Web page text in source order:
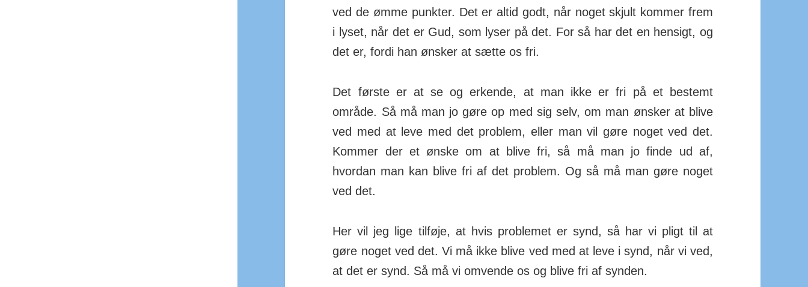
ved de ømme punkter. Det er altid godt, når noget skjult kommer frem
i lyset, når det er Gud, som lyser på det. For så har det en hensigt, og
det er, fordi han ønsker at sætte os fri.
Det første er at se og erkende, at man ikke er fri på et bestemt
område. Så må man jo gøre op med sig selv, om man ønsker at blive
ved med at leve med det problem, eller man vil gøre noget ved det.
Kommer der et ønske om at blive fri, så må man jo finde ud af,
hvordan man kan blive fri af det problem. Og så må man gøre noget
ved det.
Her vil jeg lige tilføje, at hvis problemet er synd, så har vi pligt til at
gøre noget ved det. Vi må ikke blive ved med at leve i synd, når vi ved,
at det er synd. Så må vi omvende os og blive fri af synden.